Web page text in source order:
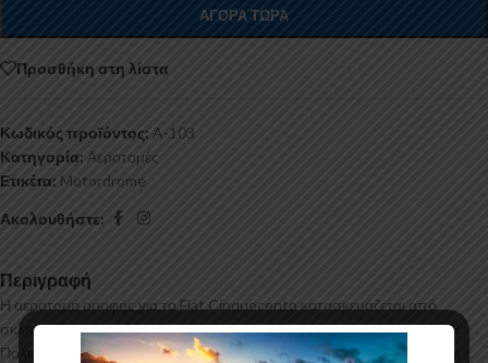
ΑΓΟΡΆ ΤΏΡΑ
Προσθήκη στη λίστα
Κωδικός προϊόντος: A-103
Κατηγορία: Αεροτομές
Ετικέτα: Motordrome
Ακολουθήστε:
Περιγραφή
Η αεροτομή οροφής για το Fiat Cinquecento κατασκευάζεται από
σκληρή Πολυουρεθάνη υψηλής πιέσεως και ΟΧΙ από πολυεστέρα. Η
Πολυουρεθάνη είναι ένα πιο ανθεκτικό και ακριβό υλικό με εύκολη και